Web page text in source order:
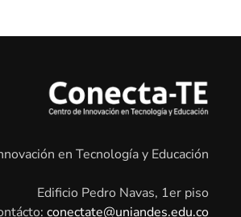
en Tecnología y Educación
Edificio Pedro Navas, 1er piso
conectate@uniandes.edu.co